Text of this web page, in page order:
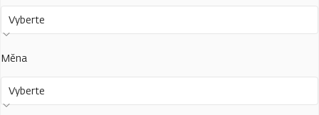
Vyberte
Měna
Vyberte